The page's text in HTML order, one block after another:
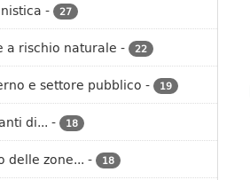
- 27
a rischio naturale - 22
e settore pubblico - 19
di... - 18
delle zone... - 18